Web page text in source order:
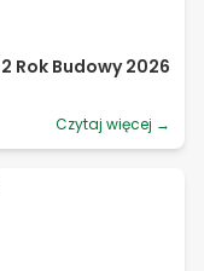
Rok Budowy 2026
Czytaj więcej →